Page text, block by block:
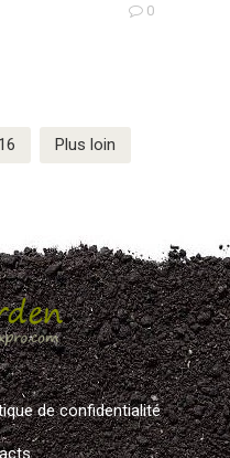
0
16 Plus loin
de confidentialité